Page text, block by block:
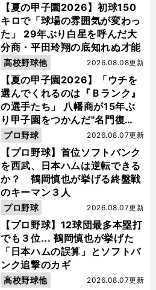
【夏の甲子園2026】初球150
キロで「球場の雰囲気が変わっ
た」 29年ぶり白星を呼んだ大
分商・平田玲翔の底知れぬ才能
【夏の甲子園2026】「ウチを
選んでくれるのは『Ｂランク』
の選手たち」 八幡商が15年ぶ
り甲子園をつかんだ"名門復
活"の舞台裏
2026.08.08更新
高校野球他
【プロ野球】首位ソフトバンク
を西武、日本ハムは逆転できる
か？ 鶴岡慎也が挙げる終盤戦
のキーマン３人
2026.08.07更新
プロ野球
【プロ野球】12球団最多本塁打
でも３位... 鶴岡慎也が挙げた
「日本ハムの誤算」とソフトバ
ンク追撃のカギ
2026.08.07更新
プロ野球
2026.08.07更新
高校野球他